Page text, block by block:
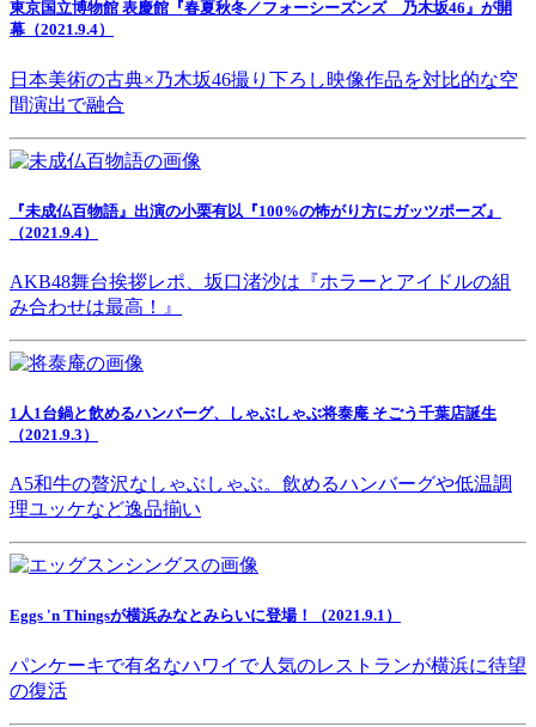
東京国立博物館 表慶館『春夏秋冬／フォーシーズンズ 乃木坂46』が開
幕（2021.9.4）
日本美術の古典×乃木坂46撮り下ろし映像作品を対比的な空
間演出で融合
『未成仏百物語』出演の小栗有以『100%の怖がり方にガッツポーズ』
（2021.9.4）
AKB48舞台挨拶レポ、坂口渚沙は『ホラーとアイドルの組
み合わせは最高！』
1人1台鍋と飲めるハンバーグ、しゃぶしゃぶ将泰庵 そごう千葉店誕生
（2021.9.3）
A5和牛の贅沢なしゃぶしゃぶ。飲めるハンバーグや低温調
理ユッケなど逸品揃い
Eggs 'n Thingsが横浜みなとみらいに登場！（2021.9.1）
パンケーキで有名なハワイで人気のレストランが横浜に待望
の復活